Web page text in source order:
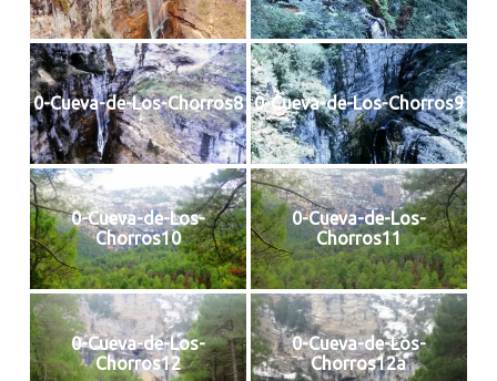
0-Cueva-de-Los-Chorros8 0-Cueva-de-Los-Chorros9
0-Cueva-de-Los-
Chorros10
0-Cueva-de-Los-
Chorros11
0-Cueva-de-Los-
Chorros12
0-Cueva-de-Los-
Chorros12a